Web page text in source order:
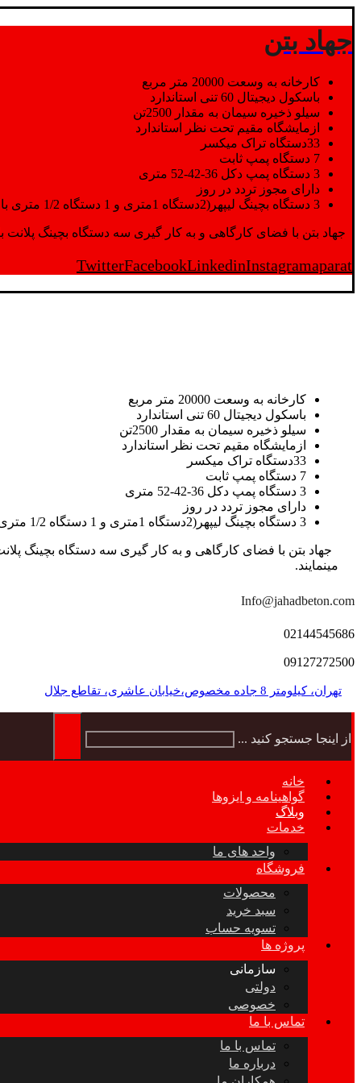
جهاد بتن
کارخانه به وسعت 20000 متر مربع
باسکول دیجیتال 60 تنی استاندارد
سیلو ذخیره سیمان به مقدار 2500تن
ازمایشگاه مقیم تحت نظر استاندارد
33دستگاه تراک میکسر
7 دستگاه پمپ ثابت
3 دستگاه پمپ دکل 36-42-52 متری
دارای مجوز تردد در روز
3 دستگاه بچینگ لیپهر(2دستگاه 1متری و 1 دستگاه 1/2 متری با توان تولید 150 متر مکعب در ساعت)
جهاد بتن با فضای کارگاهی و به کار گیری سه دستگاه بچینگ پلانت با ظرفیت 2500 تن در کنار پرسنل متخصص و پر تلاش واحدهای تولید و ازمایشگاه,بتن با کیفیت را برای واحد
TwitterFacebookLinkedinInstagramaparat
کارخانه به وسعت 20000 متر مربع
باسکول دیجیتال 60 تنی استاندارد
سیلو ذخیره سیمان به مقدار 2500تن
ازمایشگاه مقیم تحت نظر استاندارد
33دستگاه تراک میکسر
7 دستگاه پمپ ثابت
3 دستگاه پمپ دکل 36-42-52 متری
دارای مجوز تردد در روز
3 دستگاه بچینگ لیپهر(2دستگاه 1متری و 1 دستگاه 1/2 متری با توان تولید 150 متر مکعب در ساعت)
مینمایند.
Info@jahadbeton.com
02144545686
09127272500
تهران، کیلومتر 8 جاده مخصوص،خیابان عاشری، تقاطع جلال
از اینجا جستجو کنید ...
خانه
گواهینامه و ایزوها
وبلاگ
خدمات
واحد های ما
فروشگاه
محصولات
سبد خرید
تسویه حساب
پروژه ها
سازمانی
دولتی
خصوصی
تماس با ما
تماس با ما
درباره ما